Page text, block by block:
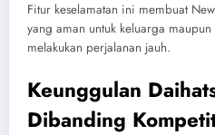
Fitur keselamatan ini membuat
yang aman untuk keluarga
melakukan perjalanan jauh.
Keunggulan
Dibanding